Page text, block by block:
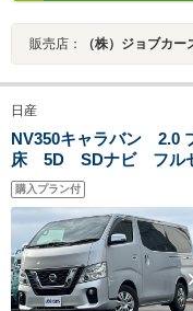
販売店： （株）ジョブカー
日産
NV350キャラバン 2.0
床 5D SDナビ フル
衝突軽減システム
イト フォグランプ オ
アクーラー 電動格納
購入プラン付